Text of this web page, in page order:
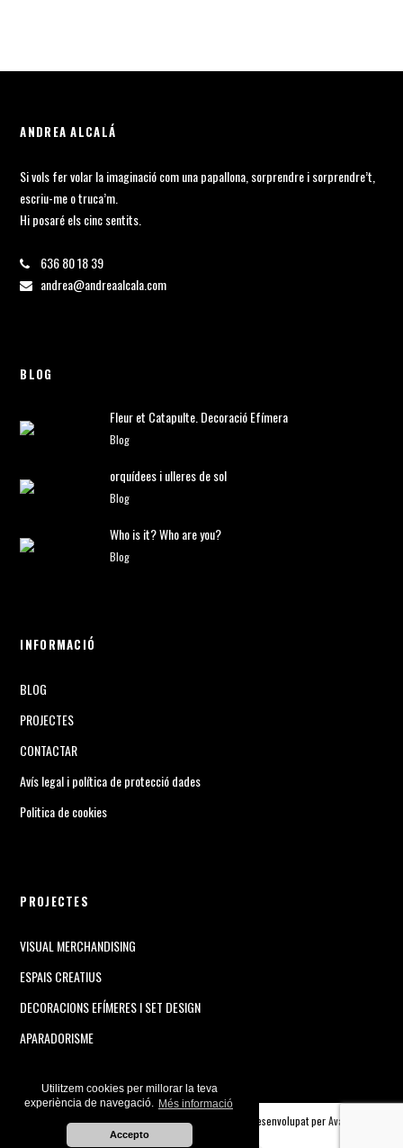
Utilitzem cookies per millorar la teva
experiència de navegació. Més informació
Accepto
ANDREA ALCALÁ
Si vols fer volar la imaginació com una papallona, sorprendre i sorprendre’t,
escriu-me o truca’m.
Hi posaré els cinc sentits.
636 80 18 39
andrea@andreaalcala.com
BLOG
Fleur et Catapulte. Decoració Efímera
Blog
orquídees i ulleres de sol
Blog
Who is it? Who are you?
Blog
INFORMACIÓ
BLOG
PROJECTES
CONTACTAR
Avís legal i política de protecció dades
Politica de cookies
PROJECTES
VISUAL MERCHANDISING
ESPAIS CREATIUS
DECORACIONS EFÍMERES I SET DESIGN
APARADORISME
© 2018 Andrea Alcalá. Tots els drets reservats. Desenvolupat perAvalyon